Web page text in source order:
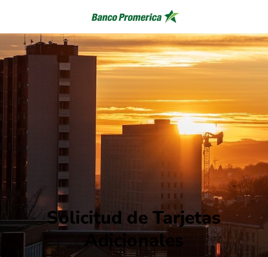
Solicitud de Tarjetas
Adicionales